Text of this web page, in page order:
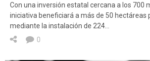
Con una inversión estatal cercana a los 700
iniciativa beneficiará a más de 50 hectáreas
mediante la instalación de 224…
0